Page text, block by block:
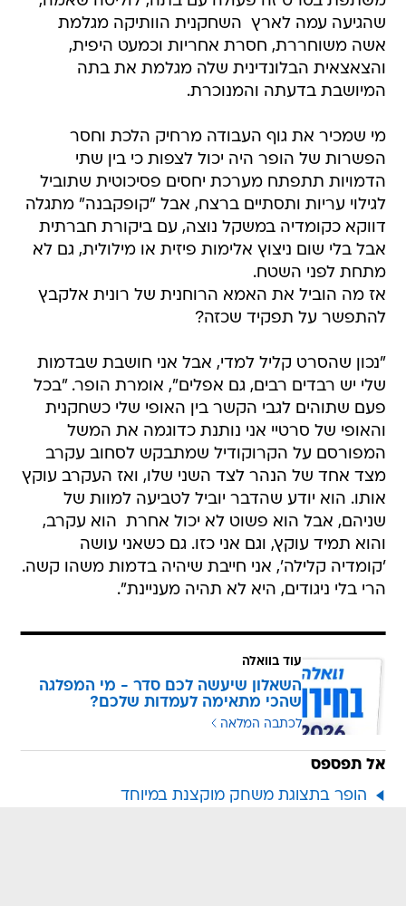
שהגיעה עמה לארץ  השחקנית הוותיקה מגלמת
אשה משוחררת, חסרת אחריות וכמעט היפית,
והצאצאית הבלונדינית שלה מגלמת את בתה
המיושבת בדעתה והמנוכרת.
מי שמכיר את גוף העבודה מרחיק הלכת וחסר
הפשרות של הופר היה יכול לצפות כי בין שתי
הדמויות תתפתח מערכת יחסים פסיכוטית שתוביל
לגילוי עריות ותסתיים ברצח, אבל "קופקבנה" מתגלה
דווקא כקומדיה במשקל נוצה, עם ביקורת חברתית
אבל בלי שום ניצוץ אלימות פיזית או מילולית, גם לא
מתחת לפני השטח.
אז מה הוביל את האמא הרוחנית של רונית אלקבץ
להתפשר על תפקיד שכזה?
"נכון שהסרט קליל למדי, אבל אני חושבת שבדמות
שלי יש רבדים רבים, גם אפלים", אומרת הופר. "בכל
פעם שתוהים לגבי הקשר בין האופי שלי כשחקנית
והאופי של סרטיי אני נותנת כדוגמה את המשל
המפורסם על הקרוקודיל שמתבקש לסחוב עקרב
מצד אחד של הנהר לצד השני שלו, ואז העקרב עוקץ
אותו. הוא יודע שהדבר יוביל לטביעה למוות של
שניהם, אבל הוא פשוט לא יכול אחרת  הוא עקרב,
והוא תמיד עוקץ, וגם אני כזו. גם כשאני עושה
'קומדיה קלילה', אני חייבת שיהיה בדמות משהו קשה.
הרי בלי ניגודים, היא לא תהיה מעניינת".
עוד בוואלה
השאלון שיעשה לכם סדר - מי המפלגה
שהכי מתאימה לעמדות שלכם?
לכתבה המלאה
אל תפספס
הופר בתצוגת משחק מוקצנת במיוחד